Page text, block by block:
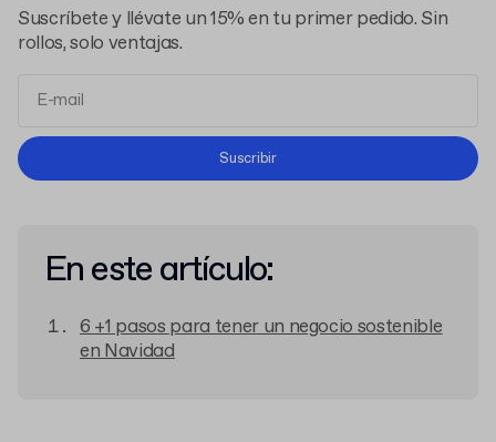
Suscríbete y llévate un 15% en tu primer pedido. Sin
rollos, solo ventajas.
Términos y Condiciones
Suscribir
En este artículo:
6 +1 pasos para tener un negocio sostenible
en Navidad